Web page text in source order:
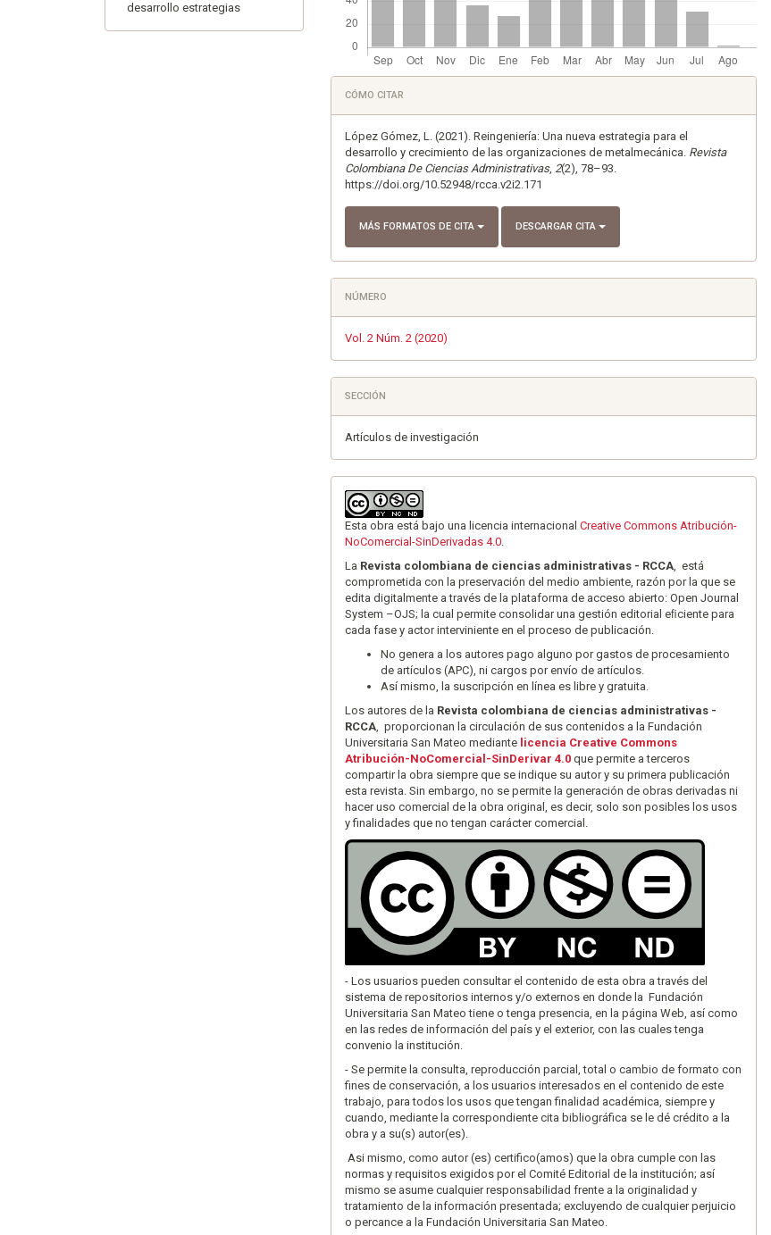
desarrollo estrategias
Detalles
del
artículo
CÓMO CITAR
López Gómez, L. (2021). Reingeniería: Una nueva estrategia para el
desarrollo y crecimiento de las organizaciones de metalmecánica. Revista
Colombiana De Ciencias Administrativas, 2(2), 78–93.
https://doi.org/10.52948/rcca.v2i2.171
MÁS FORMATOS DE CITA DESCARGAR CITA
NÚMERO
Vol. 2 Núm. 2 (2020)
SECCIÓN
Artículos de investigación
Esta obra está bajo una licencia internacionalCreative Commons Atribución-
NoComercial-SinDerivadas 4.0.
La Revista colombiana de ciencias administrativas - RCCA, está
comprometida con la preservación del medio ambiente, razón por la que se
edita digitalmente a través de la plataforma de acceso abierto: Open Journal
System –OJS; la cual permite consolidar una gestión editorial eﬁciente para
cada fase y actor interviniente en el proceso de publicación.
No genera a los autores pago alguno por gastos de procesamiento
de artículos (APC), ni cargos por envío de artículos.
Así mismo, la suscripción en línea es libre y gratuita.
Los autores de la Revista colombiana de ciencias administrativas -
RCCA, proporcionan la circulación de sus contenidos a la Fundación
Universitaria San Mateo mediante licencia Creative Commons
Atribución-NoComercial-SinDerivar 4.0 que permite a terceros
compartir la obra siempre que se indique su autor y su primera publicación
esta revista. Sin embargo, no se permite la generación de obras derivadas ni
hacer uso comercial de la obra original, es decir, solo son posibles los usos
y finalidades que no tengan carácter comercial.
- Los usuarios pueden consultar el contenido de esta obra a través del
sistema de repositorios internos y/o externos en donde la Fundación
Universitaria San Mateo tiene o tenga presencia, en la página Web, así como
en las redes de información del país y el exterior, con las cuales tenga
convenio la institución.
- Se permite la consulta, reproducción parcial, total o cambio de formato con
fines de conservación, a los usuarios interesados en el contenido de este
trabajo, para todos los usos que tengan finalidad académica, siempre y
cuando, mediante la correspondiente cita bibliográfica se le dé crédito a la
obra y a su(s) autor(es).
Asi mismo, como autor (es) certifico(amos) que la obra cumple con las
normas y requisitos exigidos por el Comité Editorial de la institución; así
mismo se asume cualquier responsabilidad frente a la originalidad y
tratamiento de la información presentada; excluyendo de cualquier perjuicio
o percance a la Fundación Universitaria San Mateo.